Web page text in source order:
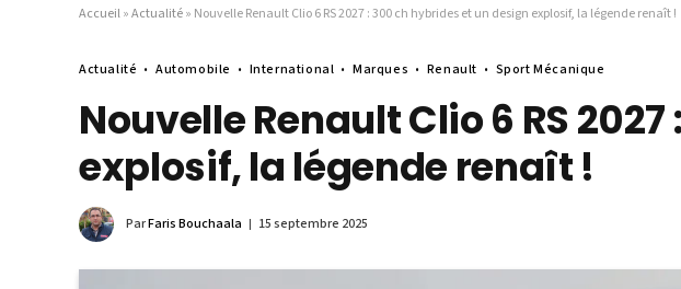
Accueil»Actualité» Nouvelle Renault Clio 6 RS 2027 : 300 ch hybrides et un design explosif, la légende renaît !
Actualité Automobile International Marques Renault Sport Mécanique
Nouvelle Renault Clio 6 RS
explosif, la légende renaît !
ParFaris Bouchaala 15 septembre 2025